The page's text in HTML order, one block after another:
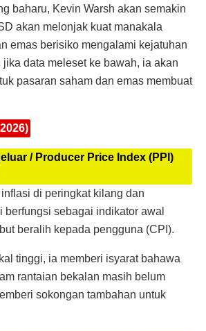
baharu, Kevin Warsh akan semakin
akan melonjak kuat manakala
emas berisiko mengalami kejatuhan
jika data meleset ke bawah, ia akan
pasaran saham dan emas membuat
/ Producer Price Index (PPI)
di peringkat kilang dan
berfungsi sebagai indikator awal
beralih kepada pengguna (CPI).
tinggi, ia memberi isyarat bahawa
rantaian bekalan masih belum
sokongan tambahan untuk